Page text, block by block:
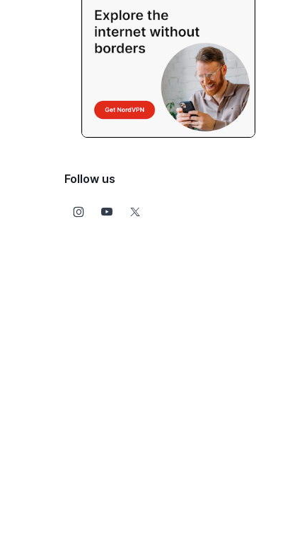
Follow us